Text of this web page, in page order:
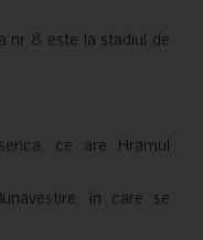
nr 8 este la stadiul de
ce are Hramul
în care se